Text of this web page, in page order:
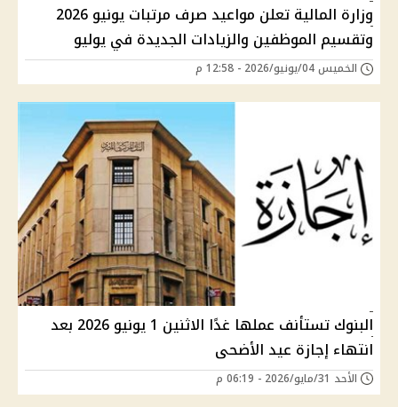
وزارة المالية تعلن مواعيد صرف مرتبات يونيو 2026
وتقسيم الموظفين والزيادات الجديدة في يوليو
الخميس 04/يونيو/2026 - 12:58 م
البنوك تستأنف عملها غدًا الاثنين 1 يونيو 2026 بعد
انتهاء إجازة عيد الأضحى
الأحد 31/مايو/2026 - 06:19 م